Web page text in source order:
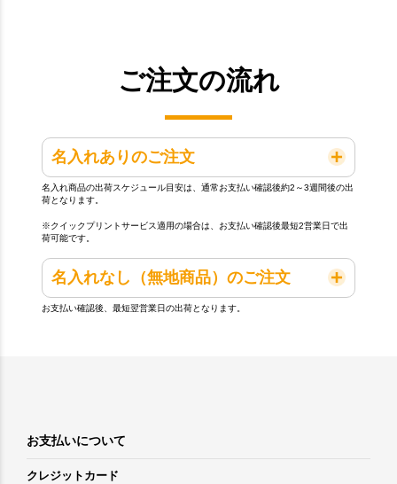
ご注文の流れ
名入れありのご注文
名入れ商品の出荷スケジュール目安は、通常お支払い確認後約2～3週間後の出
荷となります。
※クイックプリントサービス適用の場合は、お支払い確認後最短2営業日で出
荷可能です。
名入れなし（無地商品）のご注文
お支払い確認後、最短翌営業日の出荷となります。
お支払いについて
クレジットカード